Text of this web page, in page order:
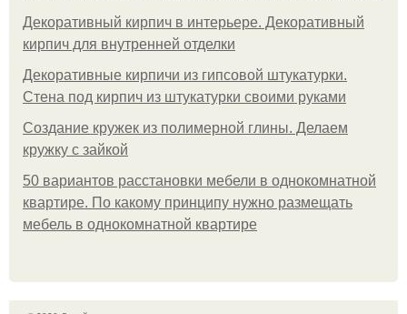
Декоративный кирпич в интерьере. Декоративный
кирпич для внутренней отделки
Декоративные кирпичи из гипсовой штукатурки.
Стена под кирпич из штукатурки своими руками
Создание кружек из полимерной глины. Делаем
кружку с зайкой
50 вариантов расстановки мебели в однокомнатной
квартире. По какому принципу нужно размещать
мебель в однокомнатной квартире